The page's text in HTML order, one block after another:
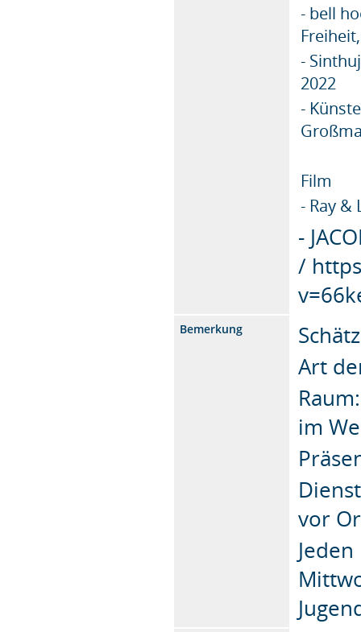
- bell
-
2022
-
Film
- Ray &
-
/
Bemerkung
Art
im
vor